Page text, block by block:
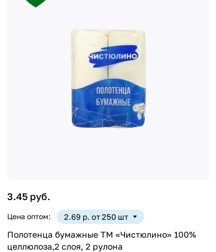
3.45 руб.
Цена оптом: 2.69 р. от 250 шт
Полотенца бумажные ТМ «Чистюлино» 100%
целлюлоза,2 слоя, 2 рулона